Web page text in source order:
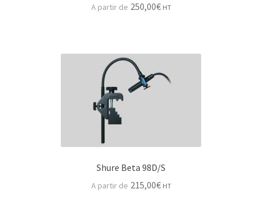
250,00€ HT
Shure Beta 98D/S
215,00€ HT